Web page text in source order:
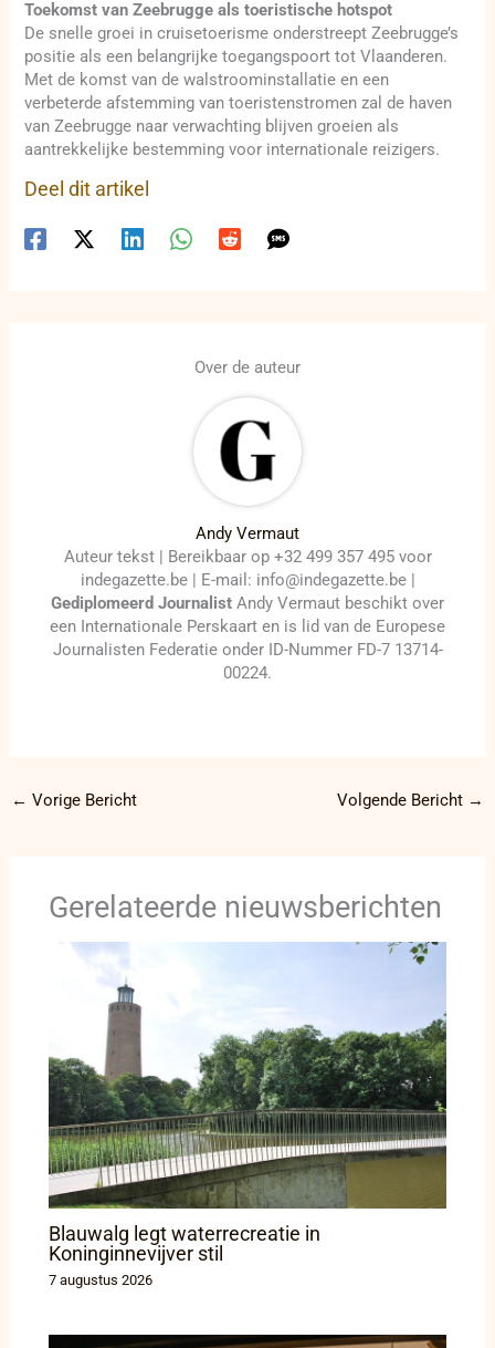
Toekomst van Zeebrugge als toeristische hotspot
De snelle groei in cruisetoerisme onderstreept Zeebrugge’s
positie als een belangrijke toegangspoort tot Vlaanderen.
Met de komst van de walstroominstallatie en een
verbeterde afstemming van toeristenstromen zal de haven
van Zeebrugge naar verwachting blijven groeien als
aantrekkelijke bestemming voor internationale reizigers.
Deel dit artikel
Over de auteur
Andy Vermaut
Auteur tekst | Bereikbaar op +32 499 357 495 voor
indegazette.be | E-mail: info@indegazette.be |
Gediplomeerd Journalist Andy Vermaut beschikt over
een Internationale Perskaart en is lid van de Europese
Journalisten Federatie onder ID-Nummer FD-7 13714-
00224.
← Vorige Bericht Volgende Bericht →
Gerelateerde nieuwsberichten
Blauwalg legt waterrecreatie in
Koninginnevijver stil
7 augustus 2026